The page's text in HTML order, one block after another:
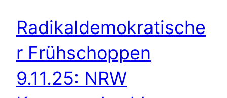
Radikaldemokratische
r Frühschoppen
9.11.25: NRW